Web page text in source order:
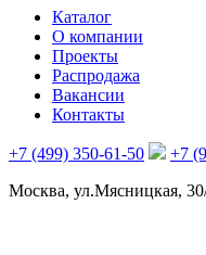
Каталог
О компании
Проекты
Распродажа
Вакансии
Контакты
+7 (499) 350-61-50 +7
Москва, ул.Мясницкая,